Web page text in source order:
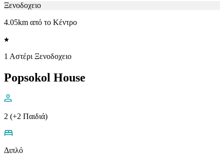
Ξενοδοχειο
4.05km από το Κέντρο
1 Αστέρι Ξενοδοχειο
Popsokol House
2 (+2 Παιδιά)
Διπλό